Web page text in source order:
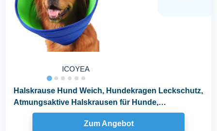
ICOYEA
Halskrause Hund Weich, Hundekragen Leckschutz,
Atmungsaktive Halskrausen für Hunde,
Einstellbarer...
Zum Angebot